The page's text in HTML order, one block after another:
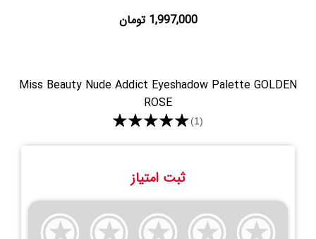
1,997,000 تومان
Miss Beauty Nude Addict Eyeshadow Palette GOLDEN
ROSE
★★★★★(1)
ثبت امتیاز